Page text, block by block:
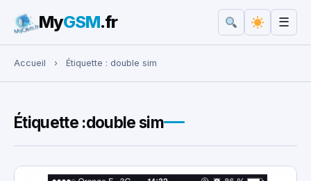
Rechercher :
MyGSM.fr ☰
Accueil › Étiquette : double sim
Étiquette :double sim